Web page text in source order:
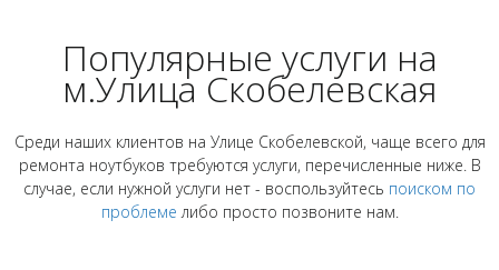
Популярные услуги на
м.Улица Скобелевская
Среди наших клиентов на Улице Скобелевской, чаще всего для
ремонта ноутбуков требуются услуги, перечисленные ниже. В
случае, если нужной услуги нет - воспользуйтесь поиском по
проблеме либо просто позвоните нам.